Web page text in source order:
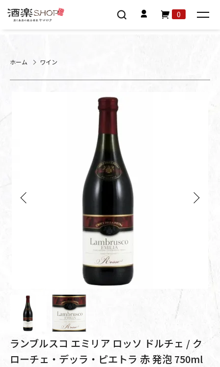
0
ホーム ワイン
Previous Next
ランブルスコ エミリア ロッソ ドルチェ / ク
ローチェ・デッラ・ピエトラ 赤 発泡 750ml